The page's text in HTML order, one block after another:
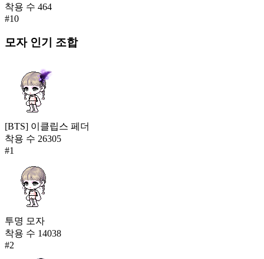
착용 수 464
#10
모자인기 조합
[BTS] 이클립스 페더
착용 수 26305
#1
투명 모자
착용 수 14038
#2